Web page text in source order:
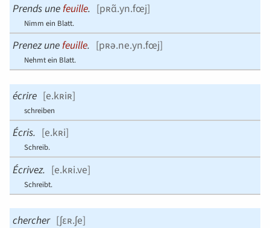
Prends unefeuille. [pʀɑ̃.yn.fœj]
Nimm ein Blatt.
Prenez unefeuille. [pʀə.ne.yn.fœj]
Nehmt ein Blatt.
écrire [e.kʀiʀ]
schreiben
Écris. [e.kʀi]
Schreib.
Écrivez. [e.kʀi.ve]
Schreibt.
chercher [ʃɛʀ.ʃe]